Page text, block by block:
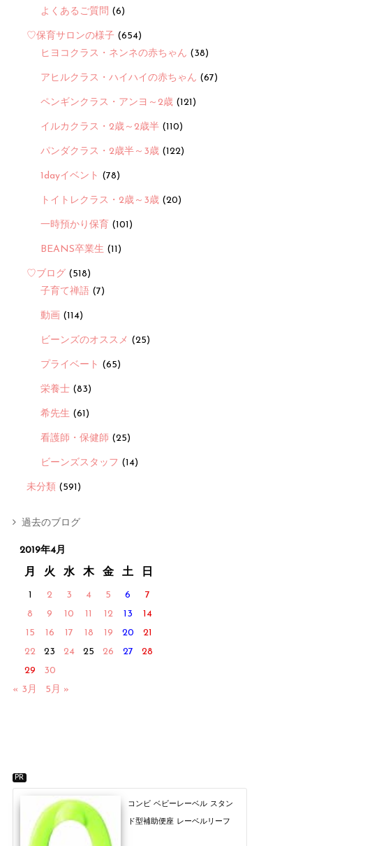
よくあるご質問 (6)
♡保育サロンの様子 (654)
ヒヨコクラス・ネンネの赤ちゃん (38)
アヒルクラス・ハイハイの赤ちゃん (67)
ペンギンクラス・アンヨ～2歳 (121)
イルカクラス・2歳～2歳半 (110)
パンダクラス・2歳半～3歳 (122)
1dayイベント (78)
トイトレクラス・2歳～3歳 (20)
一時預かり保育 (101)
BEANS卒業生 (11)
♡ブログ (518)
子育て禅語 (7)
動画 (114)
ビーンズのオススメ (25)
プライベート (65)
栄養士 (83)
希先生 (61)
看護師・保健師 (25)
ビーンズスタッフ (14)
未分類 (591)
過去のブログ
2019年4月
月 火 水 木 金 土 日
1 2 3 4 5 6
7
8
9 10 11 12 13
14
15
16 17 18 19 20
21
22
23 24 25 26 27
28
29
30
« 3月
5月 »
PR
コンビ ベビーレーベル スタン
ド型補助便座 レーベルリーフ